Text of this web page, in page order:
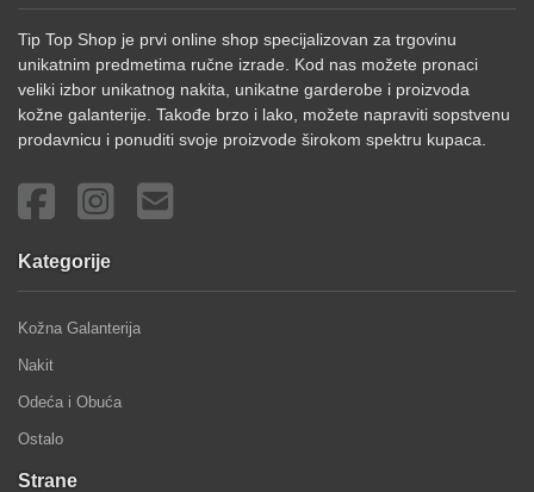
Tip Top Shop je prvi online shop specijalizovan za trgovinu
unikatnim predmetima ručne izrade. Kod nas možete pronaci
veliki izbor unikatnog nakita, unikatne garderobe i proizvoda
kožne galanterije. Takođe brzo i lako, možete napraviti sopstvenu
prodavnicu i ponuditi svoje proizvode širokom spektru kupaca.
Kategorije
Kožna Galanterija
Nakit
Odeća i Obuća
Ostalo
Strane